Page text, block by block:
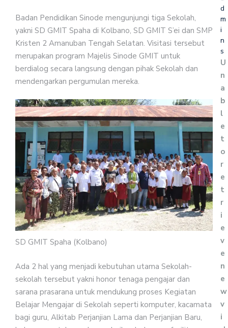
Badan Pendidikan Sinode mengunjungi tiga Sekolah,
yakni SD GMIT Spaha di Kolbano, SD GMIT S’ei dan SMP
Kristen 2 Amanuban Tengah Selatan. Visitasi tersebut
merupakan program Majelis Sinode GMIT untuk
berdialog secara langsung dengan pihak Sekolah dan
mendengarkan pergumulan mereka.
SD GMIT Spaha (Kolbano)
Ada 2 hal yang menjadi kebutuhan utama Sekolah-
sekolah tersebut yakni honor tenaga pengajar dan
sarana prasarana untuk mendukung proses Kegiatan
Belajar Mengajar di Sekolah seperti komputer, kacamata
bagi guru, Alkitab Perjanjian Lama dan Perjanjian Baru,
d
m
i
n
s
U
n
a
b
l
e
t
o
r
e
t
r
i
e
v
e
n
e
w
v
i